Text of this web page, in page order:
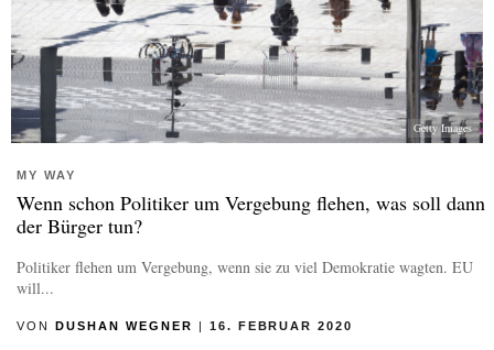
Getty Images
MY WAY
Wenn schon Politiker um Vergebung flehen, was soll dann
der Bürger tun?
Politiker flehen um Vergebung, wenn sie zu viel Demokratie wagten. EU
will...
VON DUSHAN WEGNER | 16. FEBRUAR 2020